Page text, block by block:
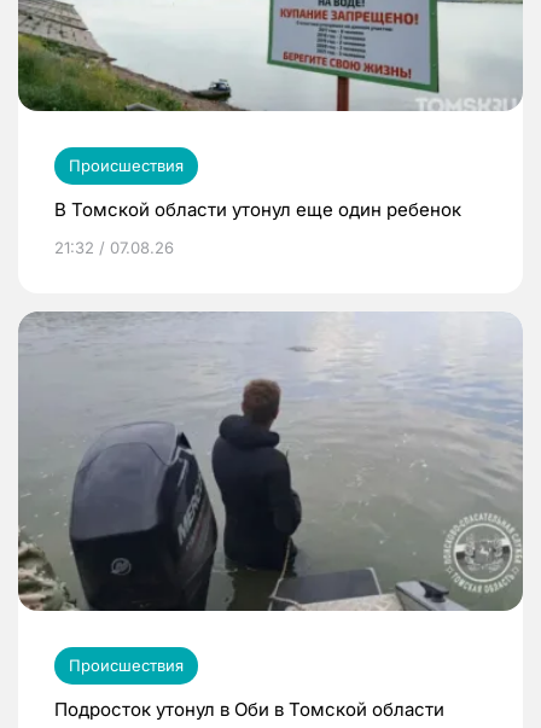
Происшествия
В Томской области утонул еще один ребенок
21:32 / 07.08.26
Происшествия
Подросток утонул в Оби в Томской области